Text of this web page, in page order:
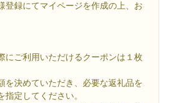
登録にてマイページを作成の上、お
にご利用いただけるクーポンは１枚
を決めていただき、必要な返礼品を
指定してください。